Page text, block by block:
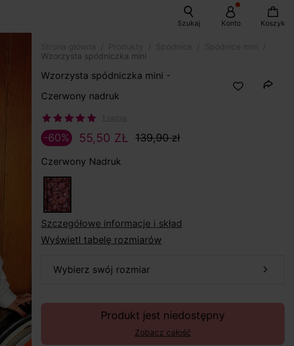
Szukaj Konto Koszyk
Wzorzysta spódniczka mini
Wzorzysta spódniczka mini -
Czerwony nadruk
55,50 ZŁ 139,90 zł
-60%
Czerwony Nadruk
szczegółowe informacje i skład
Wyświetl tabelę rozmiarów
wybierz swój rozmiar
Produkt jest niedostępny
Zobacz całość